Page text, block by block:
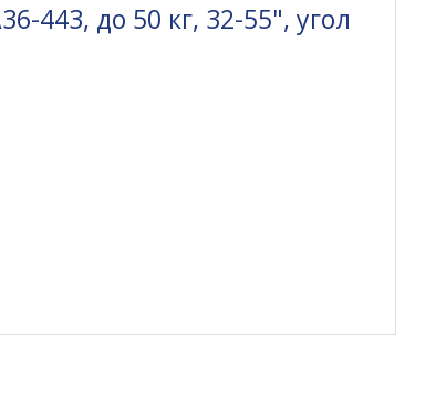
443, до 50 кг, 32-55", угол